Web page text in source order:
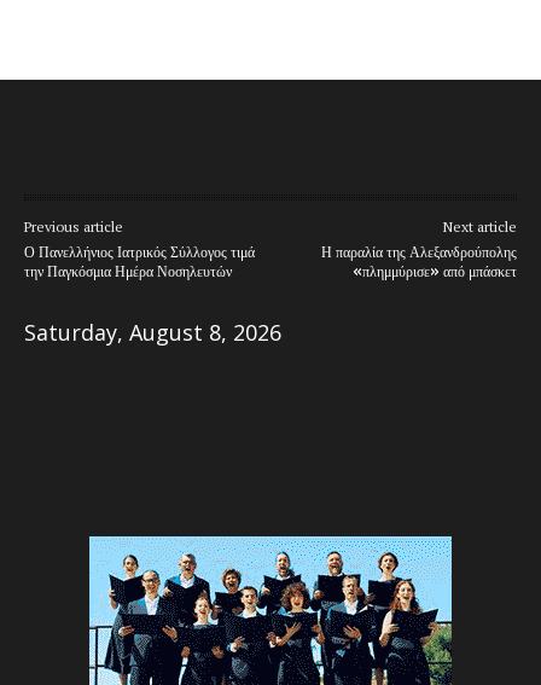
Previous article
Ο Πανελλήνιος Ιατρικός Σύλλογος τιμά
την Παγκόσμια Ημέρα Νοσηλευτών
Next article
Η παραλία της Αλεξανδρούπολης
«πλημμύρισε» από μπάσκετ
Saturday, August 8, 2026